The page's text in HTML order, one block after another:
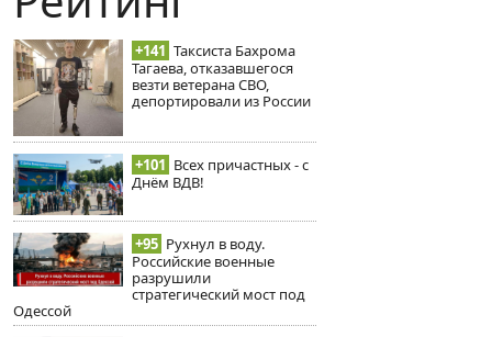
+141 Таксиста Бахрома
Тагаева, отказавшегося
везти ветерана СВО,
депортировали из России
+101 Всех причастных - с
Днём ВДВ!
+95 Рухнул в воду.
Российские военные
разрушили
стратегический мост под
Одессой